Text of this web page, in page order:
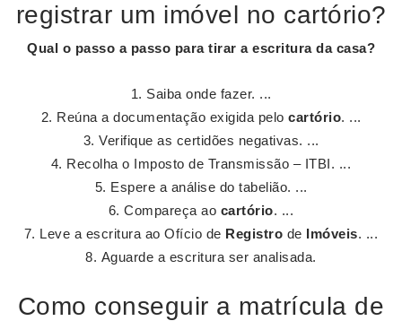
registrar um imóvel no cartório?
Qual o passo a passo para tirar a escritura da casa?
Saiba onde fazer. ...
Reúna a documentação exigida pelo cartório. ...
Verifique as certidões negativas. ...
Recolha o Imposto de Transmissão – ITBI. ...
Espere a análise do tabelião. ...
Compareça ao cartório. ...
Leve a escritura ao Ofício de Registro de Imóveis. ...
Aguarde a escritura ser analisada.
Como conseguir a matrícula de